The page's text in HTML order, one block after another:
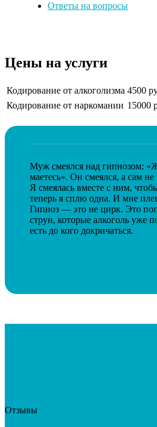
Ответы на вопросы
Цены на услуги
Кодирование от алкоголизма 4500
Кодирование от наркомании 15000
Муж смеялся над гипнозом:
маетесь». Он смеялся, а сам
Я смеялась вместе с ним,
теперь я сплю одна. И мне
Гипноз — это не цирк. Это
струн, которые алкоголь уже
есть до кого докричаться.
Отзывы